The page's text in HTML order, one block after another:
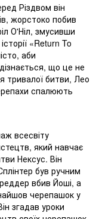
Різдвом він
жорстоко побив
О'Ніл, змусивши
«Return To
аби
що це не
тривалої битви, Лео
спалюють
всесвіту
який навчає
Нексус. Він
був ручним
вбив Йоші, а
черепашок у
згадав уроки